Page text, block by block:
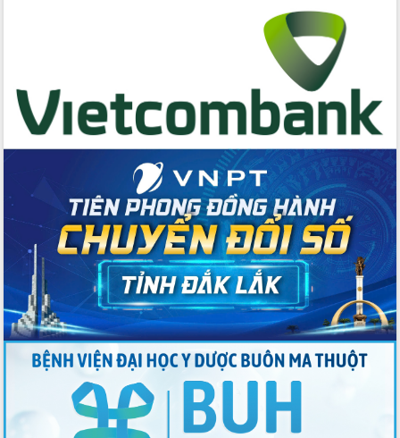
Huy giữ chức Bí thư Đảng ủy Ủy Ban
Nhân dân tỉnh
Bệnh án điện tử thúc đẩy chuyển đổi
số y tế tại Đắk Lắk
Chuyển đổi số thư viện: Mở rộng
không gian tri thức trong thời đại số
Đánh giá, rút kinh nghiệm công tác tổ
chức diễn tập trước ngày bầu cử
Chương trình “Gặp gỡ hữu nghị –
Friendship Meeting New Year 2026”
Bầu cử Quốc hội và HĐND: Cử tri Đắk
Lắk gửi gắm niềm tin, kỳ vọng vào lá
phiếu
Đắk Lắk sẵn sàng các điều kiện cho
Ngày hội bầu cử đại biểu Quốc hội
khóa XVI và HĐND các cấp nhiệm kỳ
Đảm bảo cuộc bầu cử đại biểu Quốc